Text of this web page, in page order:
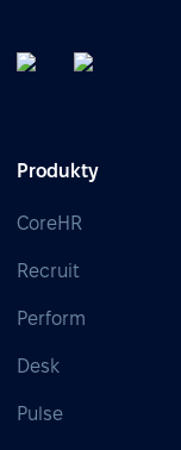
Produkty
CoreHR
Recruit
Perform
Desk
Pulse